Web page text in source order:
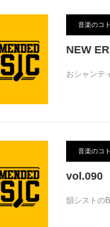
音楽のコト
NEW
おシャンテ
音楽のコト
vol.090
韻シストの